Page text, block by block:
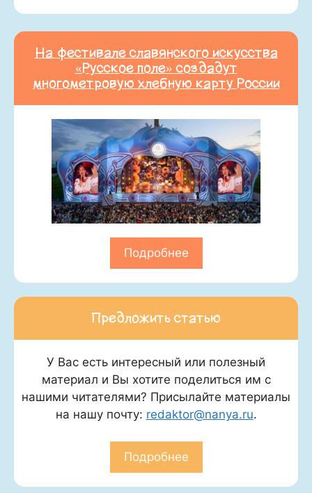
На фестивале славянского искусства
«Русское поле» создадут
многометровую хлебную карту России
Подробнее
Предложить статью
У Вас есть интересный или полезный
материал и Вы хотите поделиться им с
нашими читателями? Присылайте материалы
на нашу почту: redaktor@nanya.ru.
Подробнее